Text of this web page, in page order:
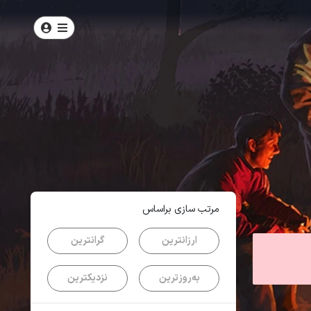
مرتب سازی براساس
ارزانترین گرانترین
به‌روزترین نزدیکترین